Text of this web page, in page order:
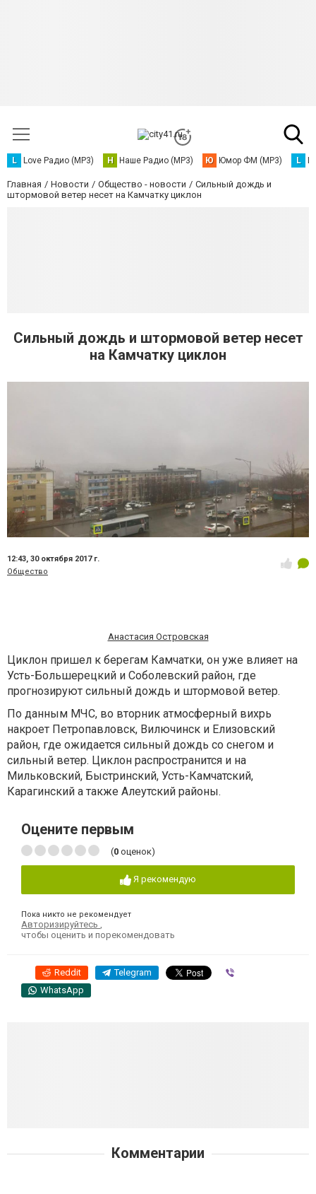
L Love Радио (MP3) Н Наше Радио (MP3) Ю Юмор ФМ (MP3) L
Главная Новости Общество - новости
Сильный дождь и
штормовой ветер несет на Камчатку циклон
Сильный дождь и штормовой ветер несет
на Камчатку циклон
12:43, 30 октября 2017 г.
Общество
Анастасия Островская
Циклон пришел к берегам Камчатки, он уже влияет на
Усть-Большерецкий и Соболевский район, где
прогнозируют сильный дождь и штормовой ветер.
По данным МЧС, во вторник атмосферный вихрь
накроет Петропавловск, Вилючинск и Елизовский
район, где ожидается сильный дождь со снегом и
сильный ветер. Циклон распространится и на
Мильковский, Быстринский, Усть-Камчатский,
Карагинский а также Алеутский районы.
Оцените первым
(0 оценок)
Я рекомендую
Пока никто не рекомендует
Авторизируйтесь
чтобы оценить и порекомендовать
Reddit Telegram
WhatsApp
Комментарии